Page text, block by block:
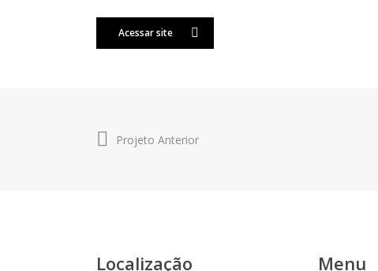
Acessar site
Projeto Anterior
Localização Menu